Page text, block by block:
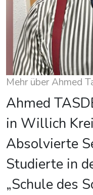
Mehr über Ahmed
Ahmed
in Willich
Absolvierte
Studierte in
„Schule des